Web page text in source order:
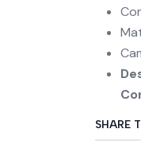
SHARE